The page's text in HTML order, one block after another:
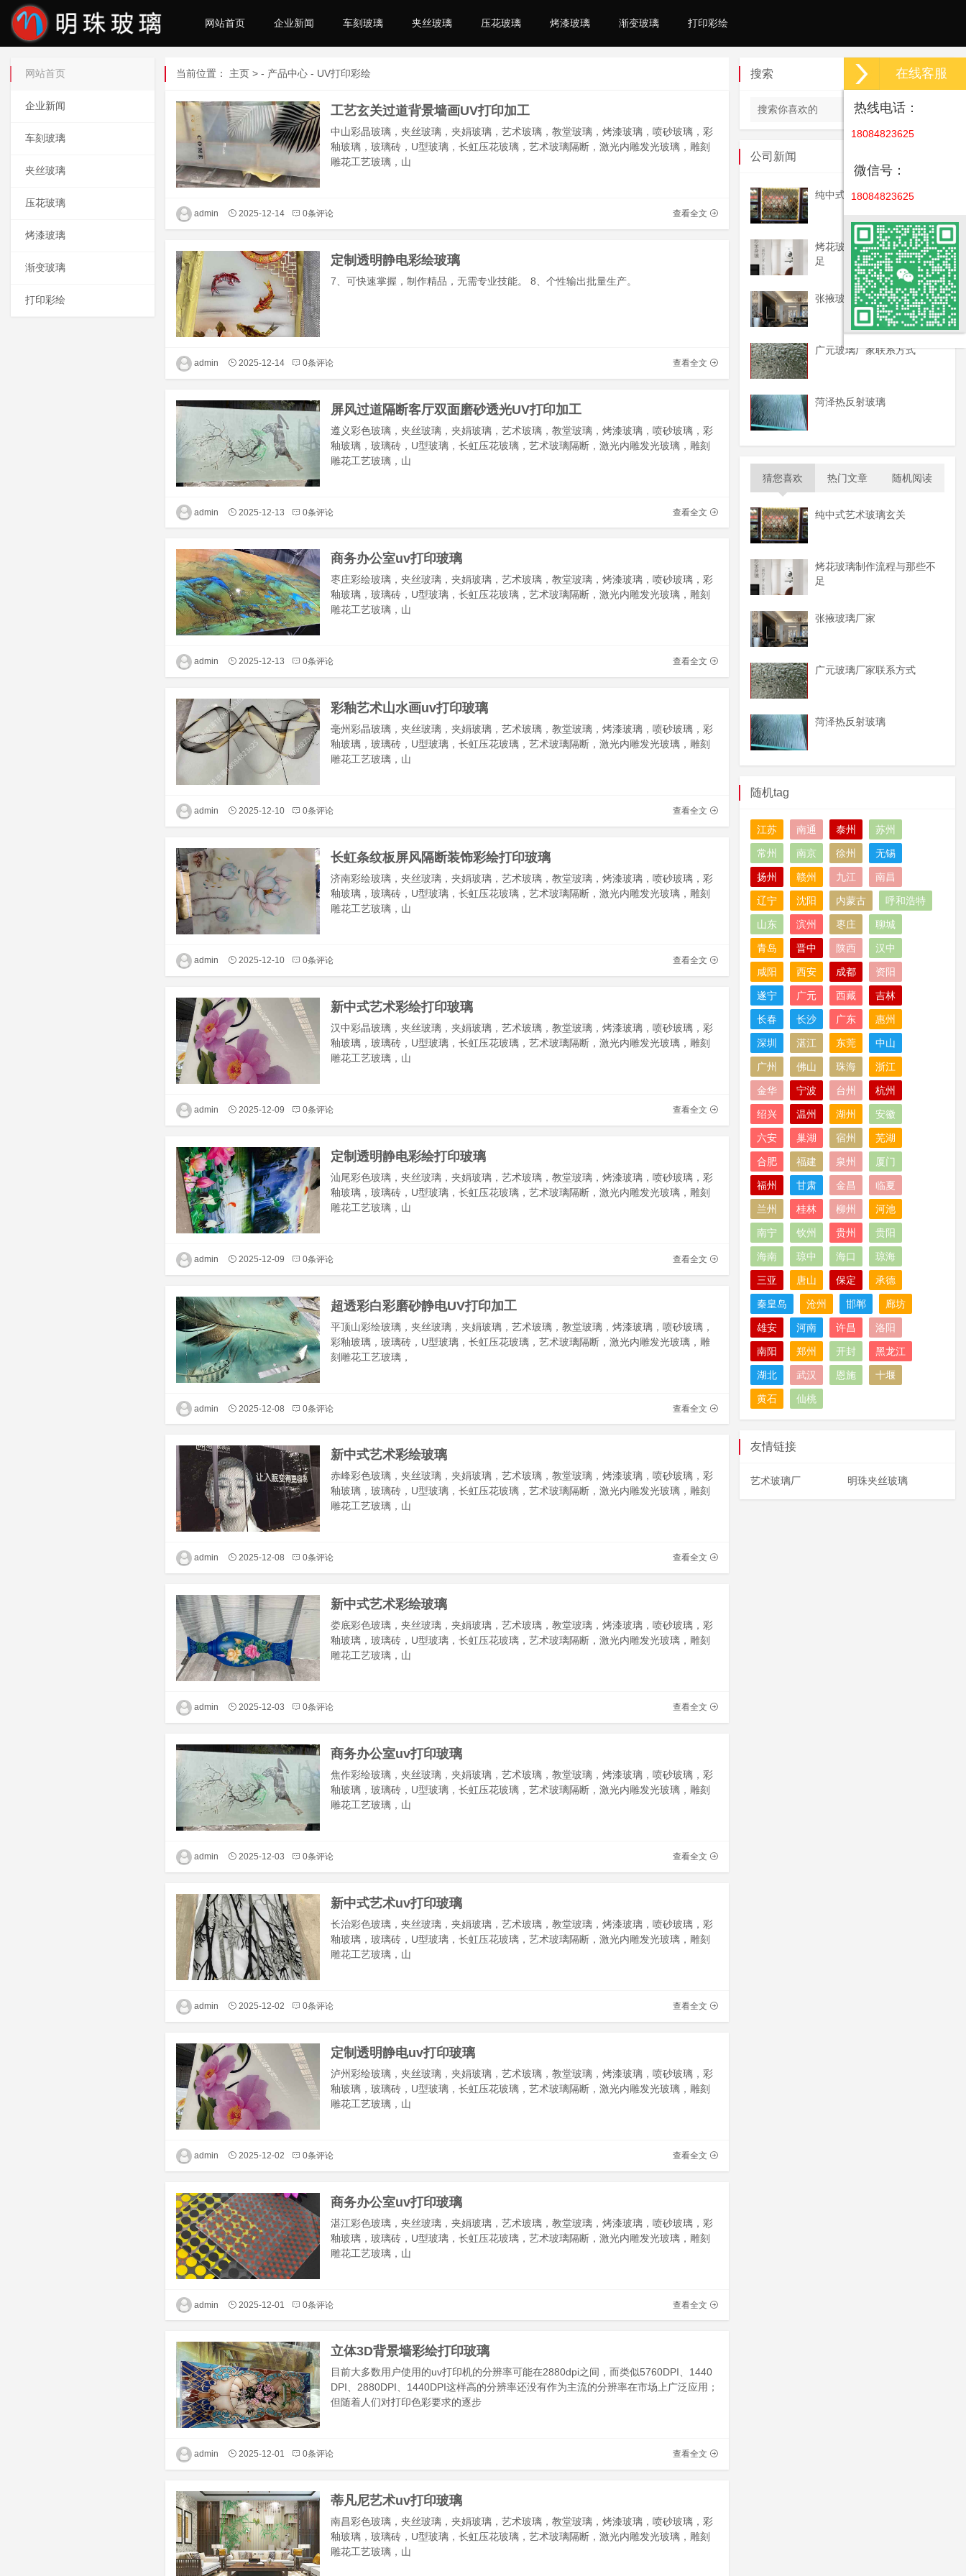
网站首页 企业新闻 车刻玻璃 夹丝玻璃 压花玻璃 烤漆玻璃 渐变玻璃 打印彩绘
当前位置： 主页 > - 产品中心 - UV打印彩绘
工艺玄关过道背景墙画UV打印加工
中山彩晶玻璃，夹丝玻璃，夹娟玻璃，艺术玻璃，教堂玻璃，烤漆玻璃，喷砂玻璃，彩
釉玻璃，玻璃砖，U型玻璃，长虹压花玻璃，艺术玻璃隔断，激光内雕发光玻璃，雕刻
雕花工艺玻璃，山
查看全文
admin 2025-12-14 0条评论
定制透明静电彩绘玻璃
7、可快速掌握，制作精品，无需专业技能。 8、个性输出批量生产。
查看全文
admin 2025-12-14 0条评论
屏风过道隔断客厅双面磨砂透光UV打印加工
遵义彩色玻璃，夹丝玻璃，夹娟玻璃，艺术玻璃，教堂玻璃，烤漆玻璃，喷砂玻璃，彩
釉玻璃，玻璃砖，U型玻璃，长虹压花玻璃，艺术玻璃隔断，激光内雕发光玻璃，雕刻
雕花工艺玻璃，山
查看全文
admin 2025-12-13 0条评论
商务办公室uv打印玻璃
枣庄彩绘玻璃，夹丝玻璃，夹娟玻璃，艺术玻璃，教堂玻璃，烤漆玻璃，喷砂玻璃，彩
釉玻璃，玻璃砖，U型玻璃，长虹压花玻璃，艺术玻璃隔断，激光内雕发光玻璃，雕刻
雕花工艺玻璃，山
查看全文
admin 2025-12-13 0条评论
彩釉艺术山水画uv打印玻璃
毫州彩晶玻璃，夹丝玻璃，夹娟玻璃，艺术玻璃，教堂玻璃，烤漆玻璃，喷砂玻璃，彩
釉玻璃，玻璃砖，U型玻璃，长虹压花玻璃，艺术玻璃隔断，激光内雕发光玻璃，雕刻
雕花工艺玻璃，山
查看全文
admin 2025-12-10 0条评论
长虹条纹板屏风隔断装饰彩绘打印玻璃
济南彩绘玻璃，夹丝玻璃，夹娟玻璃，艺术玻璃，教堂玻璃，烤漆玻璃，喷砂玻璃，彩
釉玻璃，玻璃砖，U型玻璃，长虹压花玻璃，艺术玻璃隔断，激光内雕发光玻璃，雕刻
雕花工艺玻璃，山
查看全文
admin 2025-12-10 0条评论
新中式艺术彩绘打印玻璃
汉中彩晶玻璃，夹丝玻璃，夹娟玻璃，艺术玻璃，教堂玻璃，烤漆玻璃，喷砂玻璃，彩
釉玻璃，玻璃砖，U型玻璃，长虹压花玻璃，艺术玻璃隔断，激光内雕发光玻璃，雕刻
雕花工艺玻璃，山
查看全文
admin 2025-12-09 0条评论
定制透明静电彩绘打印玻璃
汕尾彩色玻璃，夹丝玻璃，夹娟玻璃，艺术玻璃，教堂玻璃，烤漆玻璃，喷砂玻璃，彩
釉玻璃，玻璃砖，U型玻璃，长虹压花玻璃，艺术玻璃隔断，激光内雕发光玻璃，雕刻
雕花工艺玻璃，山
查看全文
admin 2025-12-09 0条评论
超透彩白彩磨砂静电UV打印加工
平顶山彩绘玻璃，夹丝玻璃，夹娟玻璃，艺术玻璃，教堂玻璃，烤漆玻璃，喷砂玻璃，
彩釉玻璃，玻璃砖，U型玻璃，长虹压花玻璃，艺术玻璃隔断，激光内雕发光玻璃，雕
刻雕花工艺玻璃，
查看全文
admin 2025-12-08 0条评论
新中式艺术彩绘玻璃
赤峰彩色玻璃，夹丝玻璃，夹娟玻璃，艺术玻璃，教堂玻璃，烤漆玻璃，喷砂玻璃，彩
釉玻璃，玻璃砖，U型玻璃，长虹压花玻璃，艺术玻璃隔断，激光内雕发光玻璃，雕刻
雕花工艺玻璃，山
查看全文
admin 2025-12-08 0条评论
新中式艺术彩绘玻璃
娄底彩色玻璃，夹丝玻璃，夹娟玻璃，艺术玻璃，教堂玻璃，烤漆玻璃，喷砂玻璃，彩
釉玻璃，玻璃砖，U型玻璃，长虹压花玻璃，艺术玻璃隔断，激光内雕发光玻璃，雕刻
雕花工艺玻璃，山
查看全文
admin 2025-12-03 0条评论
商务办公室uv打印玻璃
焦作彩绘玻璃，夹丝玻璃，夹娟玻璃，艺术玻璃，教堂玻璃，烤漆玻璃，喷砂玻璃，彩
釉玻璃，玻璃砖，U型玻璃，长虹压花玻璃，艺术玻璃隔断，激光内雕发光玻璃，雕刻
雕花工艺玻璃，山
查看全文
admin 2025-12-03 0条评论
新中式艺术uv打印玻璃
长治彩色玻璃，夹丝玻璃，夹娟玻璃，艺术玻璃，教堂玻璃，烤漆玻璃，喷砂玻璃，彩
釉玻璃，玻璃砖，U型玻璃，长虹压花玻璃，艺术玻璃隔断，激光内雕发光玻璃，雕刻
雕花工艺玻璃，山
查看全文
admin 2025-12-02 0条评论
定制透明静电uv打印玻璃
泸州彩绘玻璃，夹丝玻璃，夹娟玻璃，艺术玻璃，教堂玻璃，烤漆玻璃，喷砂玻璃，彩
釉玻璃，玻璃砖，U型玻璃，长虹压花玻璃，艺术玻璃隔断，激光内雕发光玻璃，雕刻
雕花工艺玻璃，山
查看全文
admin 2025-12-02 0条评论
商务办公室uv打印玻璃
湛江彩色玻璃，夹丝玻璃，夹娟玻璃，艺术玻璃，教堂玻璃，烤漆玻璃，喷砂玻璃，彩
釉玻璃，玻璃砖，U型玻璃，长虹压花玻璃，艺术玻璃隔断，激光内雕发光玻璃，雕刻
雕花工艺玻璃，山
查看全文
admin 2025-12-01 0条评论
立体3D背景墙彩绘打印玻璃
目前大多数用户使用的uv打印机的分辨率可能在2880dpi之间，而类似5760DPI、1440
DPI、2880DPI、1440DPI这样高的分辨率还没有作为主流的分辨率在市场上广泛应用；
但随着人们对打印色彩要求的逐步
查看全文
admin 2025-12-01 0条评论
蒂凡尼艺术uv打印玻璃
南昌彩色玻璃，夹丝玻璃，夹娟玻璃，艺术玻璃，教堂玻璃，烤漆玻璃，喷砂玻璃，彩
釉玻璃，玻璃砖，U型玻璃，长虹压花玻璃，艺术玻璃隔断，激光内雕发光玻璃，雕刻
雕花工艺玻璃，山
网站首页
企业新闻
车刻玻璃
夹丝玻璃
压花玻璃
烤漆玻璃
渐变玻璃
打印彩绘
搜索
公司新闻
纯中式艺术玻璃玄关
烤花玻璃制作流程与那些不
足
张掖玻璃厂家
广元玻璃厂家联系方式
菏泽热反射玻璃
猜您喜欢 热门文章 随机阅读
纯中式艺术玻璃玄关
烤花玻璃制作流程与那些不
足
张掖玻璃厂家
广元玻璃厂家联系方式
菏泽热反射玻璃
随机tag
江苏 南通 泰州 苏州
常州 南京 徐州 无锡
扬州 赣州 九江 南昌
辽宁 沈阳 内蒙古 呼和浩特
山东 滨州 枣庄 聊城
青岛 晋中 陕西 汉中
咸阳 西安 成都 资阳
遂宁 广元 西藏 吉林
长春 长沙 广东 惠州
深圳 湛江 东莞 中山
广州 佛山 珠海 浙江
金华 宁波 台州 杭州
绍兴 温州 湖州 安徽
六安 巢湖 宿州 芜湖
合肥 福建 泉州 厦门
福州 甘肃 金昌 临夏
兰州 桂林 柳州 河池
南宁 钦州 贵州 贵阳
海南 琼中 海口 琼海
三亚 唐山 保定 承德
秦皇岛 沧州 邯郸 廊坊
雄安 河南 许昌 洛阳
南阳 郑州 开封 黑龙江
湖北 武汉 恩施 十堰
黄石 仙桃
友情链接
艺术玻璃厂 明珠夹丝玻璃
在线客服
热线电话：
18084823625
微信号：
18084823625